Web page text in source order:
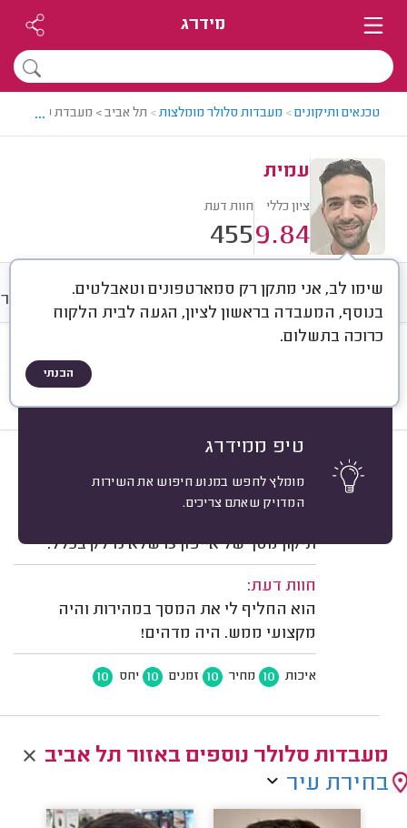
מידרג
טכנאים ותיקונים> מעבדות סלולר מומלצות> תל אביב > מעבדת סלולר
...
עמית
ציון כללי
9.84
חוות דעת
455
שימו לב, אני מתקן רק סמארטפונים וטאבלטים.
בנוסף, המעבדה בראשון לציון, הגעה לבית הלקוח
כרוכה בתשלום.
הבנתי
טיפ ממידרג
מומלץ לחפש במנוע חיפוש את השירות
המדויק שאתם צריכים.
חוות דעת מחירים ממוצע
משוב: 04/08/2026
תיקון מסך של אייפון 13 שלא נדלק בכלל.
חוות דעת:
הוא החליף לי את המסך במהירות והיה
מקצועי ממש. היה מדהים!
איכות 10 מחיר 10 זמנים 10 יחס 10
10
מעבדות סלולר נוספים באזור תל אביב
בחירת עיר